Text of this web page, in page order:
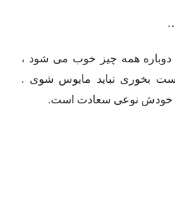
دوباره همه چیز خوب می ‌شود ،
بخوری نباید مایوس شوی .
خودش نوعی سعادت است.